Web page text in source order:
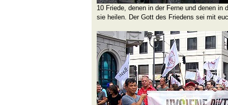
10 Friede, denen in der Ferne und denen in
sie heilen. Der Gott des Friedens sei mit